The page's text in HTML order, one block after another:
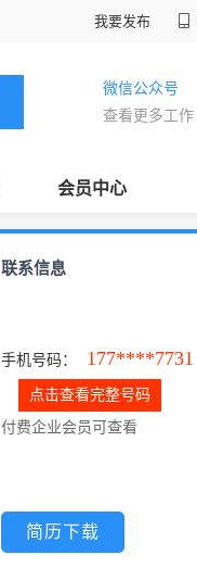
我要发布
微信公众号
查看更多工作
会员中心
联系信息
手机号码： 177****7731
点击查看完整号码
付费企业会员可查看
简历下载